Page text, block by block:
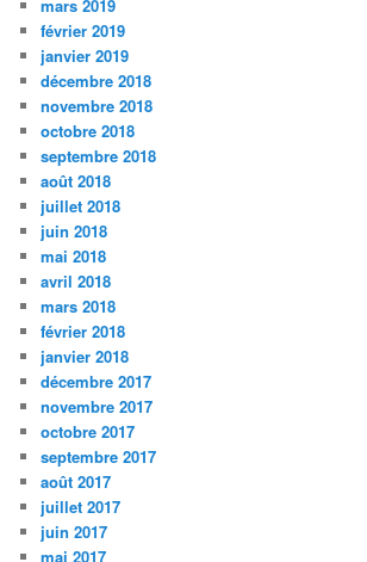
mars 2019
février 2019
janvier 2019
décembre 2018
novembre 2018
octobre 2018
septembre 2018
août 2018
juillet 2018
juin 2018
mai 2018
avril 2018
mars 2018
février 2018
janvier 2018
décembre 2017
novembre 2017
octobre 2017
septembre 2017
août 2017
juillet 2017
juin 2017
mai 2017